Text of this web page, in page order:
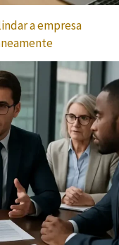
a empresa